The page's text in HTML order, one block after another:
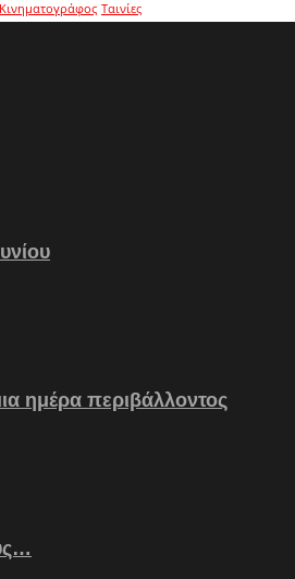
Κινηματογράφος Ταινίες
ημέρα περιβάλλοντος